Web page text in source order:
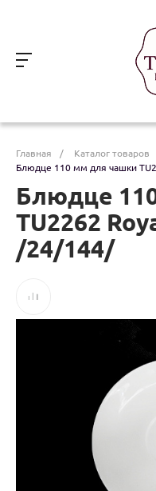
Главная / Каталог товаров
Блюдце 110 мм для чашки
Блюдце
TU2262
/24/144/